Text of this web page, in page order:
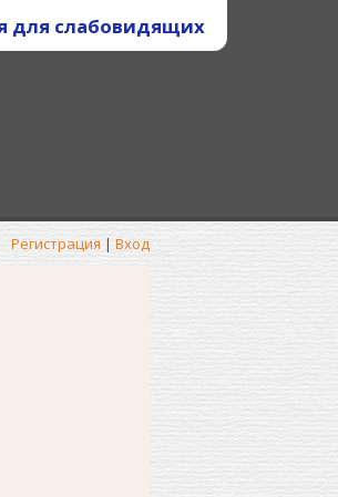
для слабовидящих
Регистрация | Вход